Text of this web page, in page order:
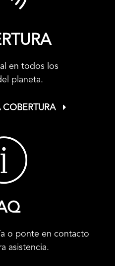
en todos los
planeta.
COBERTURA
o ponte en contacto
asistencia.